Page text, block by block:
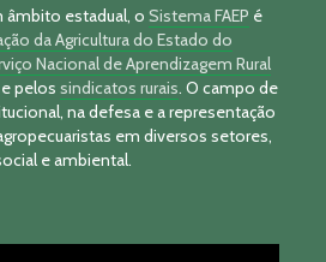
âmbito estadual, o Sistema FAEP é
da Agricultura do Estado do
Nacional de Aprendizagem Rural
e pelos sindicatos rurais. O campo de
na defesa e a representação
em diversos setores,
e ambiental.